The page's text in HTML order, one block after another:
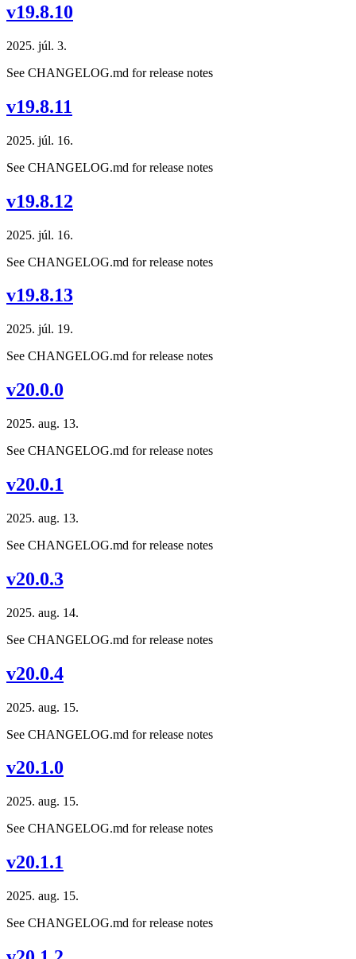
v19.8.10
2025. júl. 3.
See CHANGELOG.md for release notes
v19.8.11
2025. júl. 16.
See CHANGELOG.md for release notes
v19.8.12
2025. júl. 16.
See CHANGELOG.md for release notes
v19.8.13
2025. júl. 19.
See CHANGELOG.md for release notes
v20.0.0
2025. aug. 13.
See CHANGELOG.md for release notes
v20.0.1
2025. aug. 13.
See CHANGELOG.md for release notes
v20.0.3
2025. aug. 14.
See CHANGELOG.md for release notes
v20.0.4
2025. aug. 15.
See CHANGELOG.md for release notes
v20.1.0
2025. aug. 15.
See CHANGELOG.md for release notes
v20.1.1
2025. aug. 15.
See CHANGELOG.md for release notes